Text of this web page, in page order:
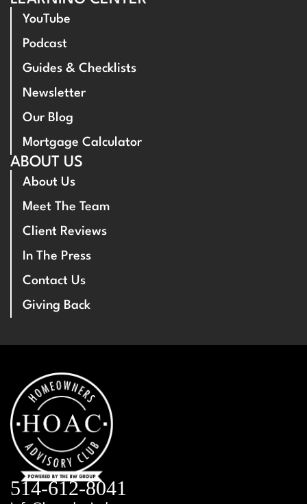
YouTube
Podcast
Guides & Checklists
Newsletter
Our Blog
Mortgage Calculator
ABOUT US
About Us
Meet The Team
Client Reviews
In The Press
Contact Us
Giving Back
514-612-8041